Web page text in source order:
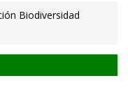
Biodiversidad